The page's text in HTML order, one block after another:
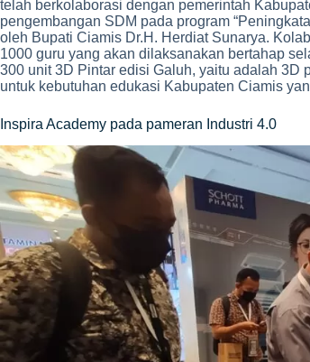
telah berkolaborasi dengan pemerintah
pengembangan SDM pada program
oleh Bupati Ciamis Dr.H. Herdiat Sunarya.
1000 guru yang akan dilaksanakan bertahap
300 unit 3D Pintar edisi Galuh, yaitu adalah 3D
untuk kebutuhan edukasi Kabupaten Ciamis
Inspira Academy pada pameran Industri 4.0